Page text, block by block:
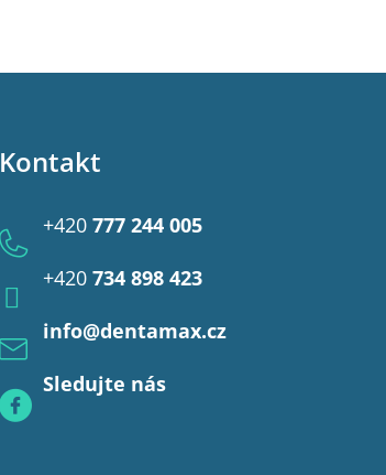
Kontakt
info@dentamax.cz
+420 777 244 005
+420 734 898 423
Sledujte nás